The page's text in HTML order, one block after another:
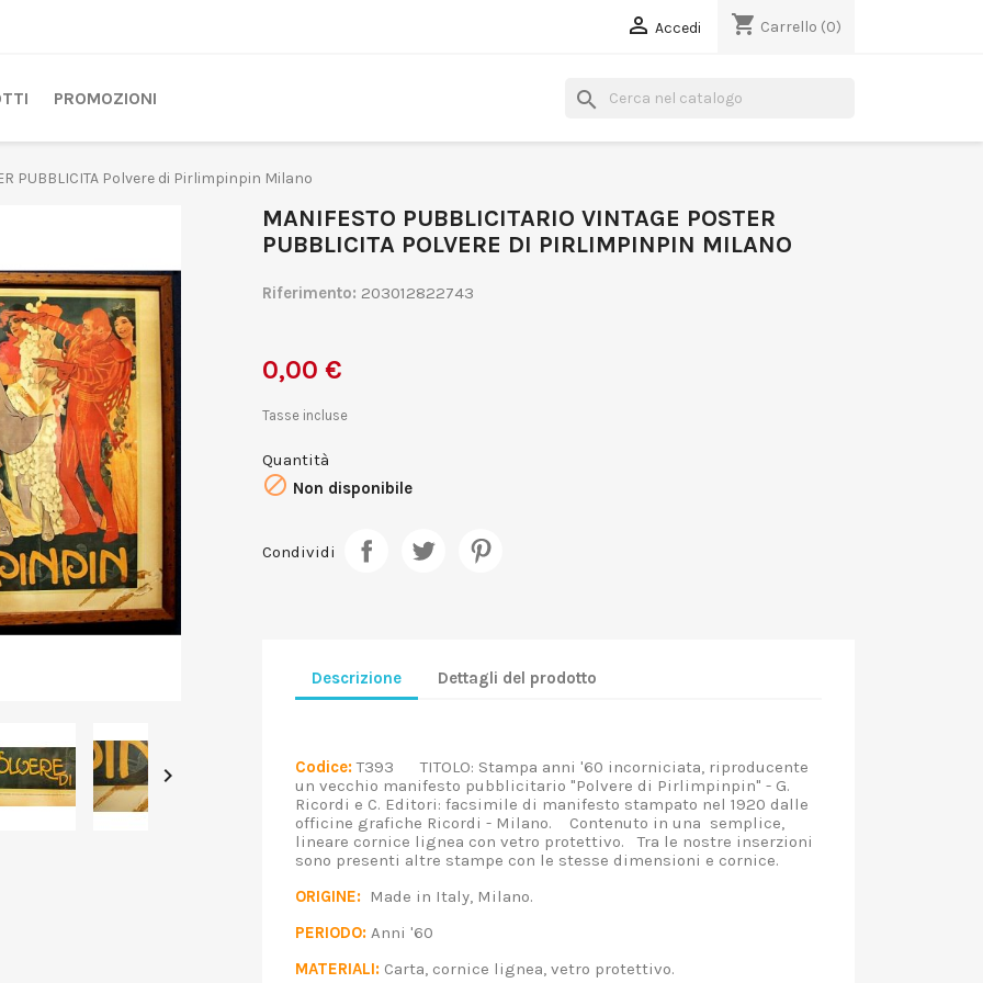
 Accedi shopping_cart Carrello (0)
PROMOZIONI search
PUBBLICITA Polvere di Pirlimpinpin Milano

MANIFESTO PUBBLICITARIO VINTAGE POSTER
PUBBLICITA POLVERE DI PIRLIMPINPIN MILANO
Riferimento: 203012822743
0,00 €
Tasse incluse
Quantità
 Non disponibile
Condividi
Descrizione Dettagli del prodotto
Codice:T393 TITOLO: Stampa anni '60 incorniciata, riproducente
un vecchio manifesto pubblicitario "Polvere di Pirlimpinpin" - G.
Ricordi e C. Editori: facsimile di manifesto stampato nel 1920 dalle
officine grafiche Ricordi - Milano. Contenuto in una semplice,
lineare cornice lignea con vetro protettivo. Tra le nostre inserzioni
sono presenti altre stampe con le stesse dimensioni e cornice.
ORIGINE: Made in Italy, Milano.
PERIODO: Anni '60
MATERIALI: Carta, cornice lignea, vetro protettivo.